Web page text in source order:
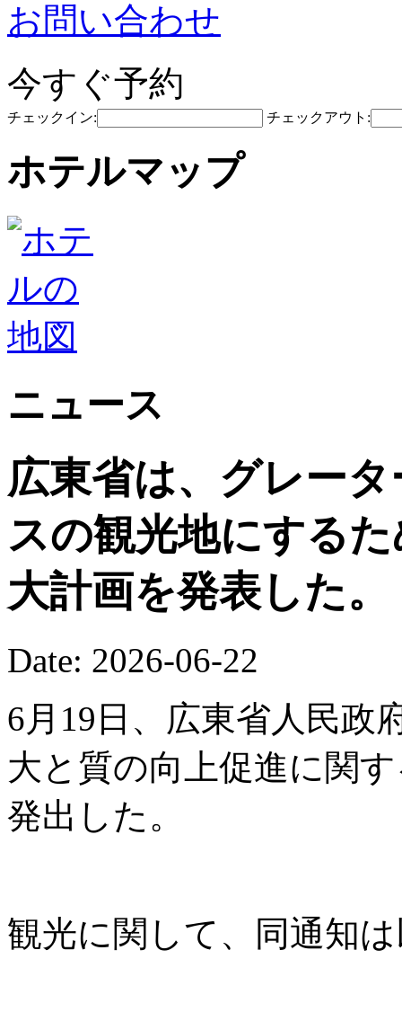
お問い合わせ
今すぐ予約
チェックイン: チェックアウト:
ホテルマップ
ニュース
広東省は、グレー
スの観光地にする
大計画を発表した。
Date: 2026-06-22
6月19日、広東省人民政
大と質の向上促進に関
発出した。
観光に関して、同通知